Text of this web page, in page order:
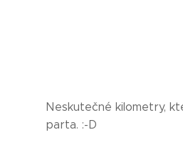
Neskutečné kilometry,
parta. :-D